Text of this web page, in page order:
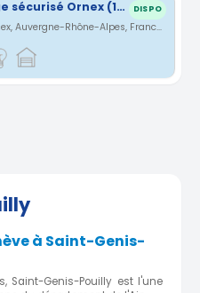
Location garage sécurisé Ornex (10 min. Aéroport Genève) DISPO
78 Rue des Bois, Ornex, Auvergne-Rhône-Alpes, France · 4.86 km
à Saint-Genis-
Saint-Genis-Pouilly est l'une